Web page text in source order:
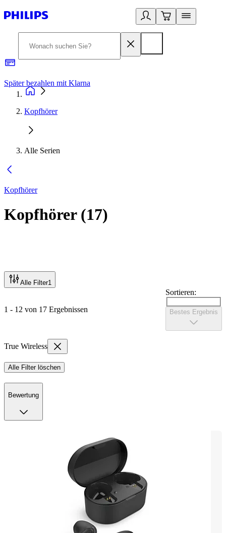
Später bezahlen mit Klarna
Kopfhörer
Alle Serien
Kopfhörer
Kopfhörer(17)
Alle Filter1
1 - 12 von 17 Ergebnissen
Sortieren:
Bestes Ergebnis
True Wireless
Alle Filter löschen
Bewertung